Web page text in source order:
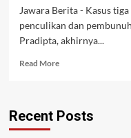
Jawara Berita - Kasus
penculikan dan
Pradipta, akhirnya...
Read MoreRead
Perdana
Recent Posts